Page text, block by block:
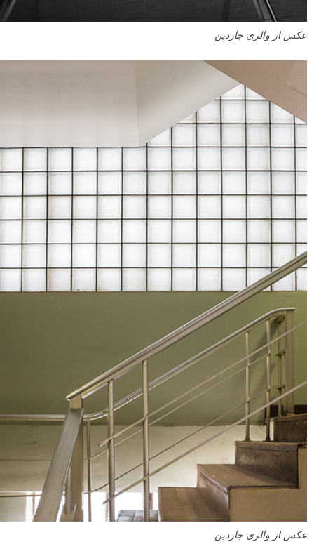
عکس از والری جاردین
عکس از والری جاردین